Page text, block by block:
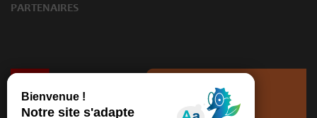
PARTENAIRES